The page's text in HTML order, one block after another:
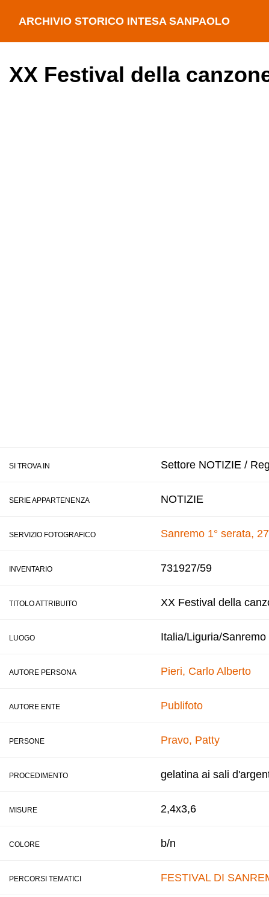
ARCHIVIO STORICO INTESA SANPAOLO
XX Festival della
SI TROVA IN Settore NOTIZIE /
SERIE APPARTENENZA NOTIZIE
SERVIZIO FOTOGRAFICO Sanremo 1° serata,
INVENTARIO 731927/59
TITOLO ATTRIBUITO XX Festival della
LUOGO Italia/Liguria/Sanremo
AUTORE PERSONA Pieri, Carlo Alberto
AUTORE ENTE Publifoto
PERSONE Pravo, Patty
PROCEDIMENTO gelatina ai sali
MISURE 2,4x3,6
COLORE b/n
PERCORSI TEMATICI FESTIVAL DI